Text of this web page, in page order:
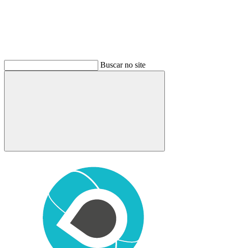
Buscar no site
Buscar